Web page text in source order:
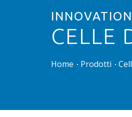
CELLE
Home Prodotti